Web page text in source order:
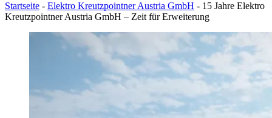
Startseite - Elektro Kreutzpointner Austria GmbH - 15 Jahre Elektro
Kreutzpointner Austria GmbH – Zeit für Erweiterung